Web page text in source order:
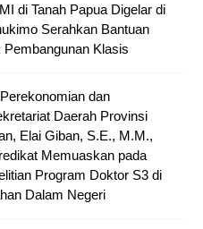
di Tanah Papua Digelar di
Serahkan Bantuan
Klasis
dan
Daerah Provinsi
Elai Giban, S.E., M.M.,
Memuaskan pada
Program Doktor S3 di
Dalam Negeri